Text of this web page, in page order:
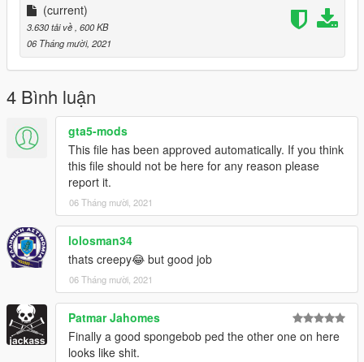
(current)
3.630 tải về , 600 KB
06 Tháng mười, 2021
4 Bình luận
gta5-mods
This file has been approved automatically. If you think
this file should not be here for any reason please
report it.
06 Tháng mười, 2021
lolosman34
thats creepy😂 but good job
06 Tháng mười, 2021
Patmar Jahomes
Finally a good spongebob ped the other one on here
looks like shit.